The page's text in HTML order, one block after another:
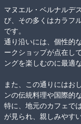
マヌエル・ベルナルデ
び、その多くはカラフ
です。
通り沿いには、個性的
ークショップが点在し
ングを楽しむのに最適
また、この通りにはお
ンの伝統料理や国際的
特に、地元のカフェで
が見られ、親しみやす